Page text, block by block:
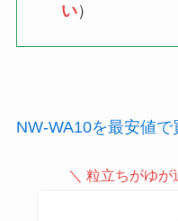
い）
NW-WA10を最安値で
＼ 粒立ちがゆが